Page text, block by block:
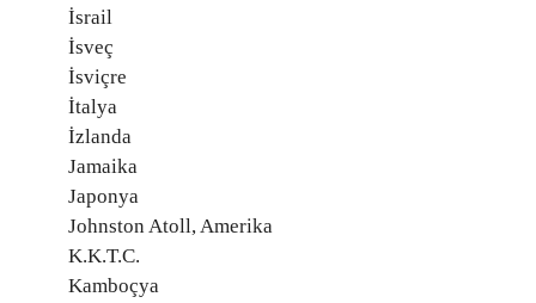
İsrail
İsveç
İsviçre
İtalya
İzlanda
Jamaika
Japonya
Johnston Atoll, Amerika
K.K.T.C.
Kamboçya